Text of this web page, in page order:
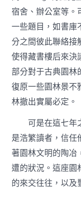
宿舍、辦公室等。
一些題目，如書庫
分之間彼此聯絡接
使得藏書樓后來決
部分對于古典園林
復原一些園林景不
林撤出實屬必定。
可是在這七年
是浩繁讀者，信任
著園林文明的陶冶
遭的狀況。這座園
的來交往往，以及